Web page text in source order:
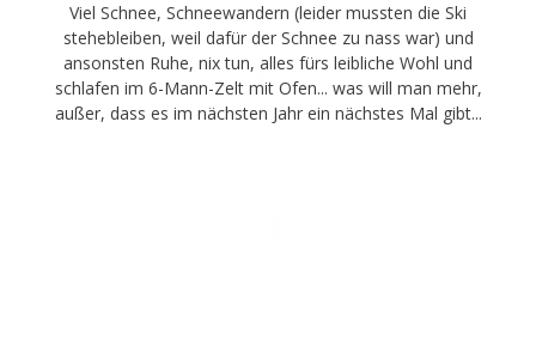
Viel Schnee, Schneewandern (leider mussten die Ski
stehebleiben, weil dafür der Schnee zu nass war) und
ansonsten Ruhe, nix tun, alles fürs leibliche Wohl und
schlafen im 6-Mann-Zelt mit Ofen... was will man mehr,
außer, dass es im nächsten Jahr ein nächstes Mal gibt...